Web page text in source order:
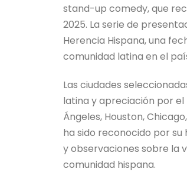
stand-up comedy, que
2025. La serie de
Herencia Hispana, una
comunidad latina en el
Las ciudades
latina y apreciación por el
Ángeles, Houston,
ha sido reconocido por
y observaciones sobre la
comunidad hispana.